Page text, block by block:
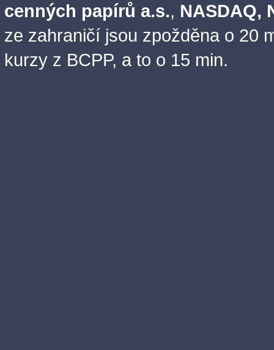
cenných papírů a.s., NASDAQ,
ze zahraničí jsou zpožděna o 20
kurzy z BCPP, a to o 15 min.